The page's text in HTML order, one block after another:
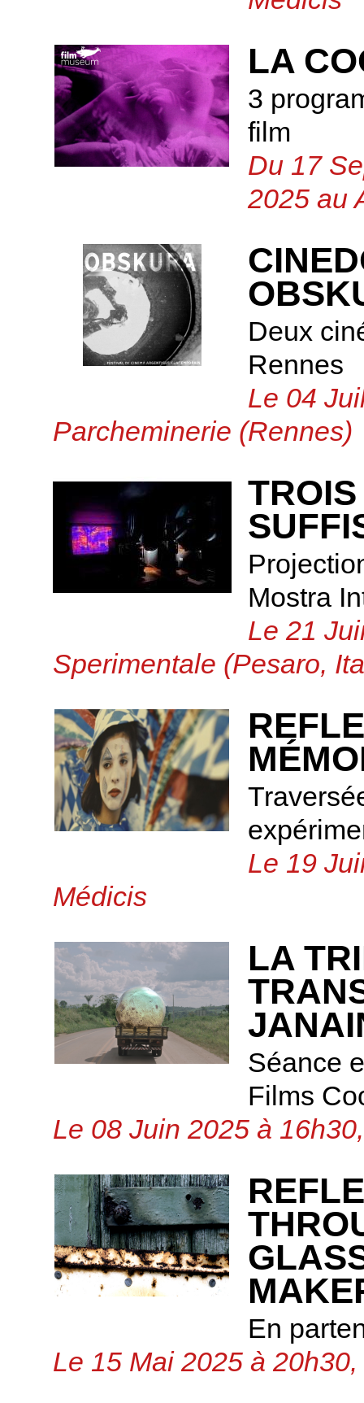
LA
3
film
Du 17
2025 au
Deux
Rennes
Le 04
Parcheminerie (Rennes)
Mostra
Le 21
Sperimentale (Pesaro,
Le 19
Médicis
LA
Séance
Films
Le 08 Juin 2025 à
En
Le 15 Mai 2025 à